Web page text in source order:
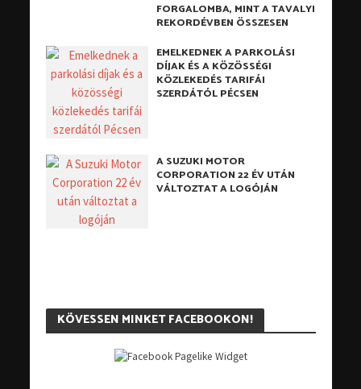
FORGALOMBA, MINT A TAVALYI
REKORDÉVBEN ÖSSZESEN
EMELKEDNEK A PARKOLÁSI
DÍJAK ÉS A KÖZÖSSÉGI
KÖZLEKEDÉS TARIFÁI
SZERDÁTÓL PÉCSEN
A SUZUKI MOTOR
CORPORATION 22 ÉV UTÁN
VÁLTOZTAT A LOGÓJÁN
KÖVESSEN MINKET FACEBOOKON!